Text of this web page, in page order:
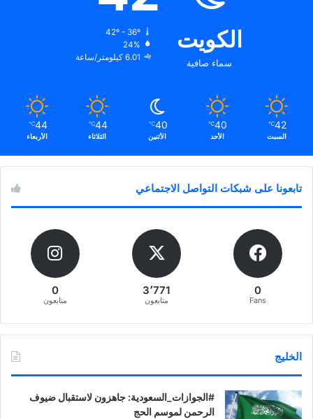
الكويت
سماء صافية
42º - 36º
24%
6.01 كيلومتر/ساعة
42
℃
السبت
40
℃
الأحد
40
℃
الأثنين
44
℃
الثلاثاء
44
℃
الأربعاء
تابعونا على شبكات التواصل الاجتماعي
0
Fans
3٬771
متابعون
0
متابعون
الخليج
‏‎#الجوازات_السعودية: جاهزون لاستقبال ضيوف
الرحمن لموسم الحج